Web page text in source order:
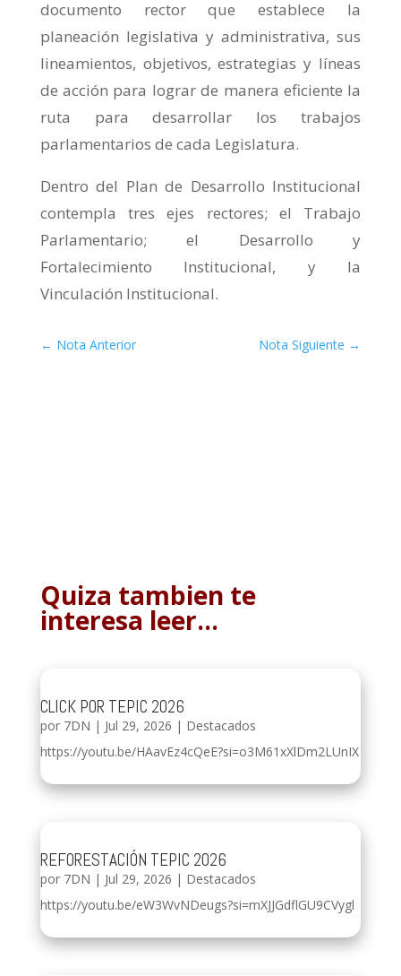
documento rector que establece la
planeación legislativa y administrativa, sus
lineamientos, objetivos, estrategias y líneas
de acción para lograr de manera eficiente la
ruta para desarrollar los trabajos
parlamentarios de cada Legislatura.
Dentro del Plan de Desarrollo Institucional
contempla tres ejes rectores; el Trabajo
Parlamentario; el Desarrollo y
Fortalecimiento Institucional, y la
Vinculación Institucional.
← Nota Anterior Nota Siguiente →
Quiza tambien te
interesa leer…
CLICK POR TEPIC 2026
por 7DN | Jul 29, 2026 | Destacados
https://youtu.be/HAavEz4cQeE?si=o3M61xXlDm2LUnIX
REFORESTACIÓN TEPIC 2026
por 7DN | Jul 29, 2026 | Destacados
https://youtu.be/eW3WvNDeugs?si=mXJJGdflGU9CVygl